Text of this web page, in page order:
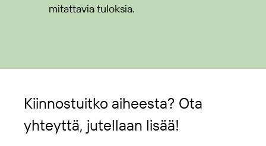
mitattavia tuloksia.
Kiinnostuitko aiheesta? Ota
yhteyttä, jutellaan lisää!